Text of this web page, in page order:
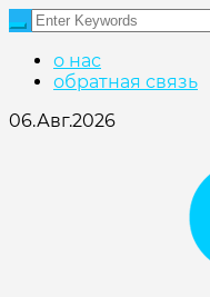
о нас
обратная связь
06.Авг.2026